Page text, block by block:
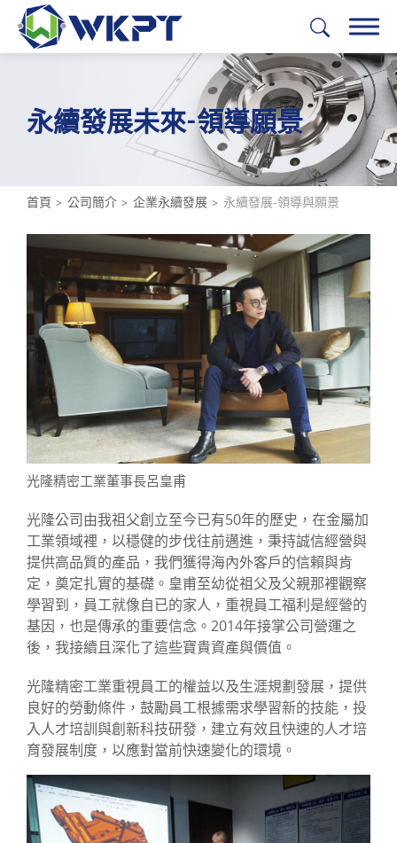
永續發展未來-領導願景
首頁 公司簡介 企業永續發展 永續發展-領導與願景
光隆精密工業董事長呂皇甫
光隆公司由我祖父創立至今已有50年的歷史，在金屬加
工業領域裡，以穩健的步伐往前邁進，秉持誠信經營與
提供高品質的產品，我們獲得海內外客戶的信賴與肯
定，奠定扎實的基礎。皇甫至幼從祖父及父親那裡觀察
學習到，員工就像自已的家人，重視員工福利是經營的
基因，也是傳承的重要信念。2014年接掌公司營運之
後，我接續且深化了這些寶貴資產與價值。
光隆精密工業重視員工的權益以及生涯規劃發展，提供
良好的勞動條件，鼓勵員工根據需求學習新的技能，投
入人才培訓與創新科技研發，建立有效且快速的人才培
育發展制度，以應對當前快速變化的環境。
English 日本語 Deutsch
解決方案
產業應用
光隆能力
公司簡介
關於光隆精密工業
獲獎與認證
企業永續發展
永續發展-友善環境
永續發展-社會關懷
永續發展-領導與願景
支援中心
聯絡我們